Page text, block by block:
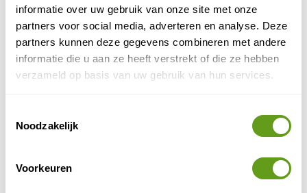
informatie over uw gebruik van onze site met onze
partners voor social media, adverteren en analyse. Deze
partners kunnen deze gegevens combineren met andere
informatie die u aan ze heeft verstrekt of die ze hebben
verzameld op basis van uw gebruik van hun services.
Noodzakelijk
Voorkeuren
soms een leuk extraatje zoals een zwembad of hottub
op het balkon. Een appartement is een aanrader als je
het fijn vindt zelf te koken en je vrijheid en privacy te
hebben.
Uitgelicht